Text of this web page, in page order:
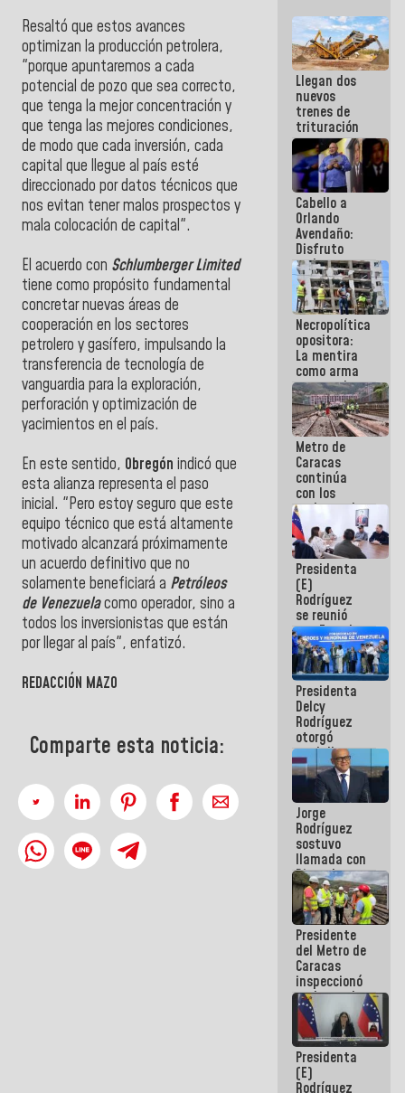
Resaltó que estos avances
optimizan la producción petrolera,
"porque apuntaremos a cada
potencial de pozo que sea correcto,
que tenga la mejor concentración y
que tenga las mejores condiciones,
de modo que cada inversión, cada
capital que llegue al país esté
direccionado por datos técnicos que
nos evitan tener malos prospectos y
mala colocación de capital".
El acuerdo con Schlumberger Limited
tiene como propósito fundamental
concretar nuevas áreas de
cooperación en los sectores
petrolero y gasífero, impulsando la
transferencia de tecnología de
vanguardia para la exploración,
perforación y optimización de
yacimientos en el país.
En este sentido, Obregón indicó que
esta alianza representa el paso
inicial. "Pero estoy seguro que este
equipo técnico que está altamente
motivado alcanzará próximamente
un acuerdo definitivo que no
solamente beneficiará a Petróleos
de Venezuelacomo operador, sino a
todos los inversionistas que están
por llegar al país", enfatizó.
REDACCIÓN MAZO
Comparte esta noticia:
Llegan dos
nuevos
trenes de
trituración
para
optimizar
manejo de
escombros
en La Guaira
Cabello a
Orlando
Avendaño:
Disfruto
cada vez
que escribes
porque lo
que haces
es
embarrarla
Necropolítica
opositora:
La mentira
como arma
contra el
Pueblo
Metro de
Caracas
continúa
con los
trabajos de
mantenimiento
e inspección
en la Línea 2
Presidenta
(E)
Rodríguez
se reunió
con Estado
Mayor
Eléctrico
para
abordar
planes de
acción
Presidenta
Delcy
Rodríguez
otorgó
medalla
"Héroe de
Venezuela"
a servidores
públicos
Jorge
Rodríguez
sostuvo
llamada con
Dinorah
Figuera y
acuerdan
primer
encuentro
presencial
para el
diálogo
Presidente
del Metro de
Caracas
inspeccionó
trabajos de
rehabilitación
y
modernización
de la vía
férrea
Presidenta
(E)
Rodríguez